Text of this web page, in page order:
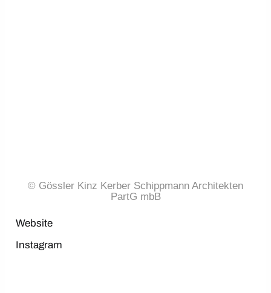
© Gössler Kinz Kerber Schippmann Architekten
PartG mbB
Website
Instagram